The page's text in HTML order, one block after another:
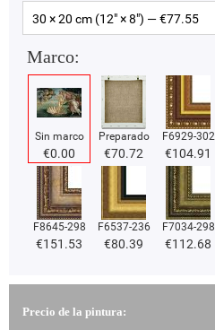
30 × 20 cm (12" × 8") — €77.55
Marco:
Sin marco
€0.00
Preparado
€70.72
F6929-302
€104.91
F8645-298
€151.53
F6537-236
€80.39
F7034-298
€112.68
Precio de la pintura: